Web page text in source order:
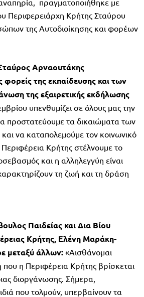
Περιφερειάρχη Κρήτης Σταύρου
της Αυτοδιοίκησης και φορέων
Αρναουτάκης
της εκπαίδευσης και των
της εξαιρετικής εκδήλωσης
υπενθυμίζει σε όλους μας την
προστατεύουμε τα δικαιώματα των
να καταπολεμούμε τον κοινωνικό
Κρήτης στέλνουμε το
και η αλληλεγγύη είναι
τη ζωή και τη δράση
Παιδείας και Δια Βίου
Κρήτης, Ελένη Μαράκη-
μεταξύ άλλων: «Αισθάνομαι
που η Περιφέρεια Κρήτης βρίσκεται
διοργάνωσης. Σήμερα,
που τολμούν, υπερβαίνουν τα